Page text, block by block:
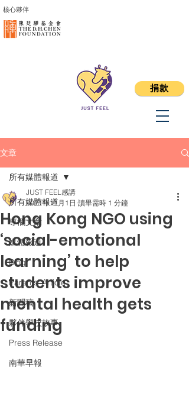
捐款
核心夥伴
文章
所有媒體報道
專欄文章
媒體報道
Blog
Parents' Article
新聞稿
夥伴學校故事
Press Release
南華早報
所有媒體報道
Hong Kong NGO using
‘social-emotional
learning’ to help
students improve
mental health gets
funding
JUST FEEL感講
2021年11月1日 讀畢需時 1 分鐘